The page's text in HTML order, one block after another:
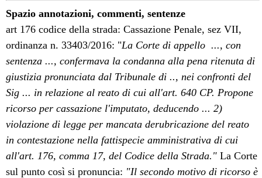
Spazio annotazioni, commenti, sentenze
art 176 codice della strada: Cassazione Penale, sez VII,
ordinanza n. 33403/2016: "La Corte di appello ..., con
sentenza ..., confermava la condanna alla pena ritenuta di
giustizia pronunciata dal Tribunale di .., nei confronti del
Sig ... in relazione al reato di cui all'art. 640 CP. Propone
ricorso per cassazione l'imputato, deducendo ... 2)
violazione di legge per mancata derubricazione del reato
in contestazione nella fattispecie amministrativa di cui
all'art. 176, comma 17, del Codice della Strada." La Corte
sul punto così si pronuncia: "Il secondo motivo di ricorso è